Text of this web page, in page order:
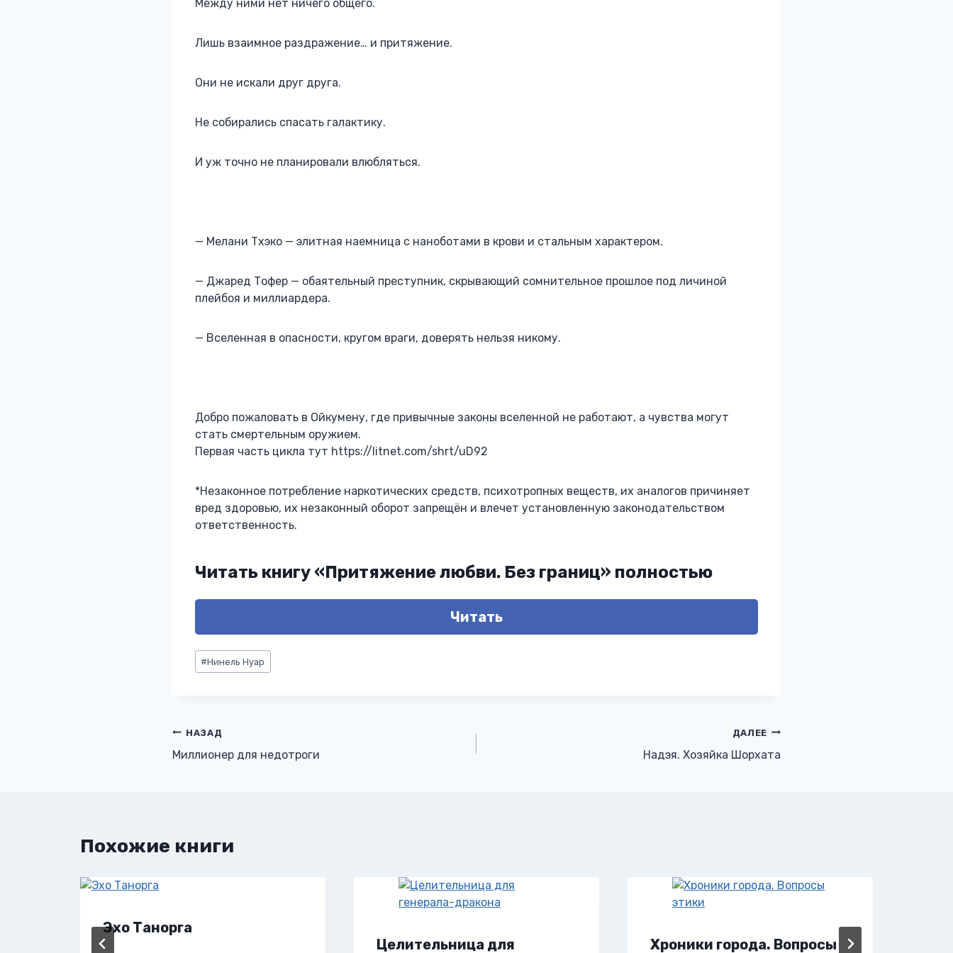
Между ними нет ничего общего.
Лишь взаимное раздражение… и притяжение.
Они не искали друг друга.
Не собирались спасать галактику.
И уж точно не планировали влюбляться.
— Мелани Тхэко — элитная наемница с наноботами в крови и стальным характером.
— Джаред Тофер — обаятельный преступник, скрывающий сомнительное прошлое под личиной
плейбоя и миллиардера.
— Вселенная в опасности, кругом враги, доверять нельзя никому.
Добро пожаловать в Ойкумену, где привычные законы вселенной не работают, а чувства могут
стать смертельным оружием.
Первая часть цикла тут https://litnet.com/shrt/uD92
*Незаконное потребление наркотических средств, психотропных веществ, их аналогов причиняет
вред здоровью, их незаконный оборот запрещён и влечет установленную законодательством
ответственность.
Читать книгу «Притяжение любви. Без границ» полностью
Читать
Метки
записи:
#Нинель Нуар
Навигация
по
НАЗАД
Миллионер для недотроги
ДАЛЕЕ
Надэя. Хозяйка Шорхата
Похожие книги
Эхо Танорга
Целительница для
Хроники города. Вопросы